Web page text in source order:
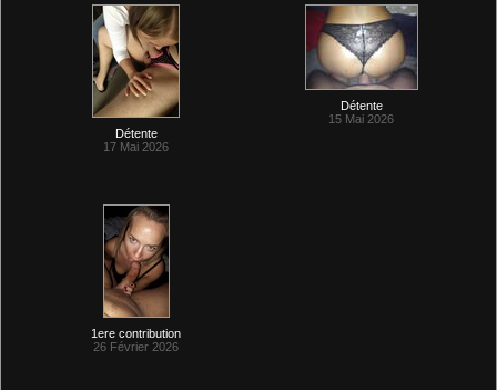
Détente
17 Mai 2026
Détente
15 Mai 2026
1ere contribution
26 Février 2026